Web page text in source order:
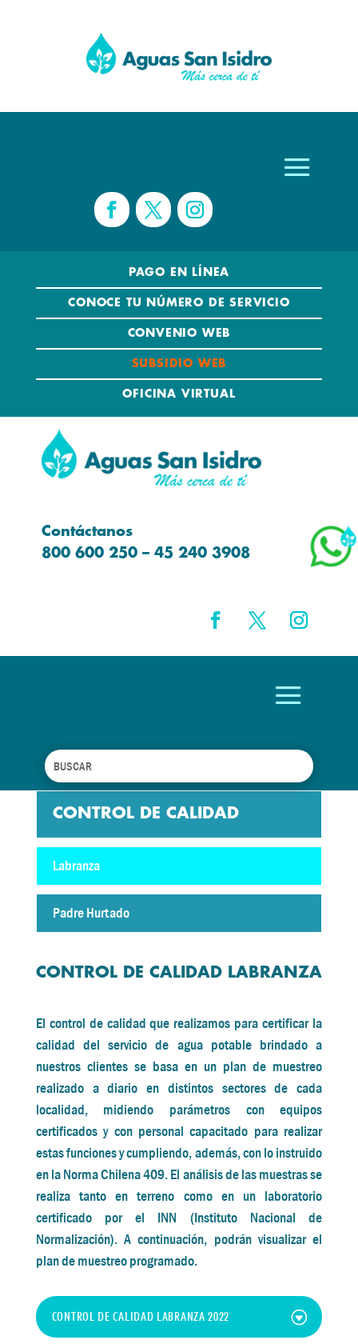
PAGO EN LÍNEA
CONOCE TU NÚMERO DE SERVICIO
CONVENIO WEB
SUBSIDIO WEB
OFICINA VIRTUAL
Contáctanos
800 600 250 – 45 240 3908
CONTROL DE CALIDAD
Labranza
Padre Hurtado
CONTROL DE CALIDAD LABRANZA
El control de calidad que realizamos para certificar la
calidad del servicio de agua potable brindado a
nuestros clientes se basa en un plan de muestreo
realizado a diario en distintos sectores de cada
localidad, midiendo parámetros con equipos
certificados y con personal capacitado para realizar
estas funciones y cumpliendo, además, con lo instruido
en la Norma Chilena 409. El análisis de las muestras se
realiza tanto en terreno como en un laboratorio
certificado por el INN (Instituto Nacional de
Normalización). A continuación, podrán visualizar el
plan de muestreo programado.
CONTROL DE CALIDAD LABRANZA 2022